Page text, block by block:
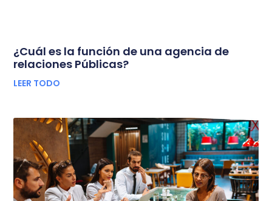
¿Cuál es la función de una agencia de
relaciones Públicas?
LEER TODO